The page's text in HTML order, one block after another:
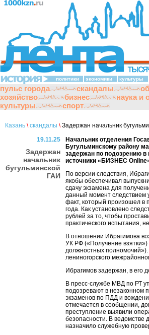
политики экономики культуры
пульс города скандалы
хозяйство
бизнес наука и
культуры
спорт
Казань \ скандалы \Задержан начальник
19.11.25
Задержан
начальник
бугульминской
ГАИ
Начальник отделения
Бугульминскому району
задержан по подозрению в
источники «БИЗНЕС
По версии следствия,
якобы обеспечивал
сдачу экзамена для
данный момент следствием
факт, который произошел в
года. Как установлено
рублей за то, чтобы
практического испытания,
В отношении Ибрагимова
УК РФ («Получение
должностных полномочий»).
лениногорского
Ибрагимов задержан, в его
В пресс-службе МВД по РТ
подозревают в незаконном
экзаменов по ПДД и
отмечается в сообщении,
преступление выявили
безопасности. В ведомстве
назначило служебную